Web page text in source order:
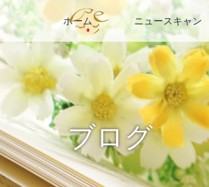
ホーム ニュースキャン
ブログ